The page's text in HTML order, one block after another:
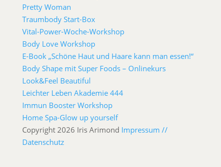
Pretty Woman
Traumbody Start-Box
Vital-Power-Woche-Workshop
Body Love Workshop
E-Book „Schöne Haut und Haare kann man essen!“
Body Shape mit Super Foods – Onlinekurs
Look&Feel Beautiful
Leichter Leben Akademie 444
Immun Booster Workshop
Home Spa-Glow up yourself
Copyright 2026 Iris Arimond Impressum //
Datenschutz